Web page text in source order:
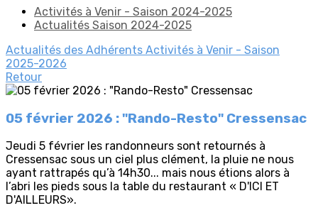
Activités à Venir - Saison 2024-2025
Actualités Saison 2024-2025
Actualités des Adhérents Activités à Venir - Saison
2025-2026
Retour
05 février 2026 : "Rando-Resto" Cressensac
Jeudi 5 février les randonneurs sont retournés à
Cressensac sous un ciel plus clément, la pluie ne nous
ayant rattrapés qu’à 14h30... mais nous étions alors à
l’abri les pieds sous la table du restaurant « D'ICI ET
D'AILLEURS».